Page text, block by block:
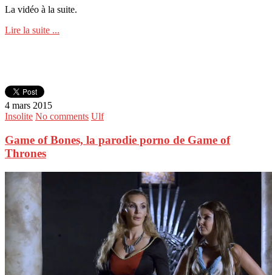
La vidéo à la suite.
Lire la suite ...
4 mars 2015
Insolite No comments Ulf
Game of Bones, la parodie porno de Game of
Thrones